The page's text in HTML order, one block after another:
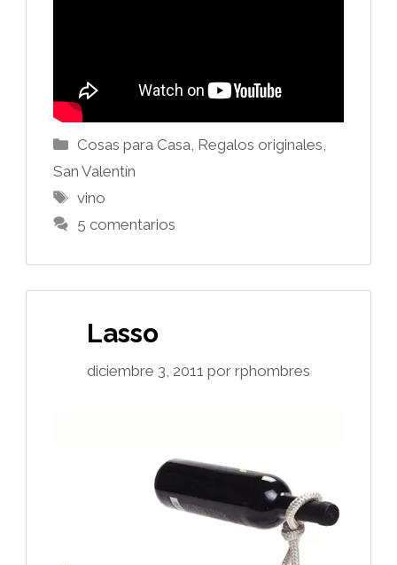
Categorías
Cosas para Casa, Regalos originales,
San Valentín
Etiquetas
vino
5 comentarios
Lasso
diciembre 3, 2011 por rphombres